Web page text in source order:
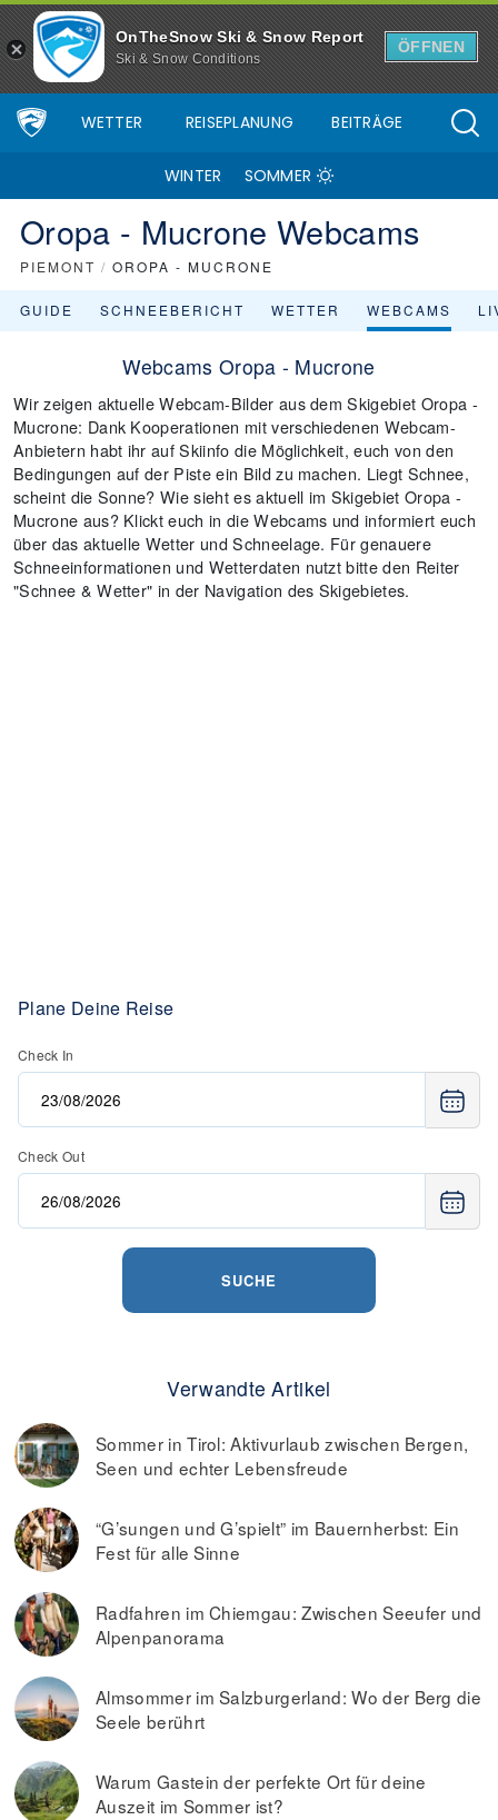
OnTheSnow Ski & Snow Report
Ski & Snow Conditions
ÖFFNEN
WETTER REISEPLANUNG BEITRÄGE
WINTER SOMMER
Oropa - Mucrone Webcams
PIEMONT / OROPA - MUCRONE
GUIDE SCHNEEBERICHT WETTER WEBCAMS
Webcams Oropa - Mucrone
Wir zeigen aktuelle Webcam-Bilder aus dem Skigebiet Oropa -
Mucrone: Dank Kooperationen mit verschiedenen Webcam-
Anbietern habt ihr auf Skiinfo die Möglichkeit, euch von den
Bedingungen auf der Piste ein Bild zu machen. Liegt Schnee,
scheint die Sonne? Wie sieht es aktuell im Skigebiet Oropa -
Mucrone aus? Klickt euch in die Webcams und informiert euch
über das aktuelle Wetter und Schneelage. Für genauere
Schneeinformationen und Wetterdaten nutzt bitte den Reiter
"Schnee & Wetter" in der Navigation des Skigebietes.
Plane Deine Reise
Check In
Check Out
SUCHE
Verwandte Artikel
Sommer in Tirol: Aktivurlaub zwischen Bergen,
Seen und echter Lebensfreude
“G’sungen und G’spielt” im Bauernherbst: Ein
Fest für alle Sinne
Radfahren im Chiemgau: Zwischen Seeufer und
Alpenpanorama
Almsommer im Salzburgerland: Wo der Berg die
Seele berührt
Warum Gastein der perfekte Ort für deine
Auszeit im Sommer ist?